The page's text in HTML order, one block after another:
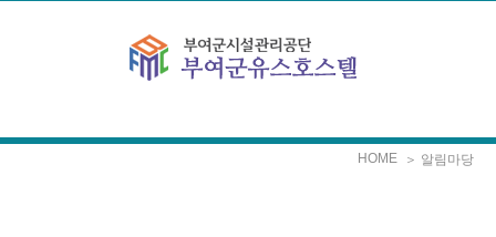
HOME ＞ 알림마당